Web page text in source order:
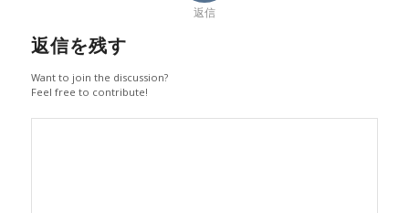
返信
返信を残す
Want to join the discussion?
Feel free to contribute!